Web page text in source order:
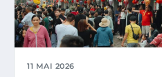
11 MAI 2026